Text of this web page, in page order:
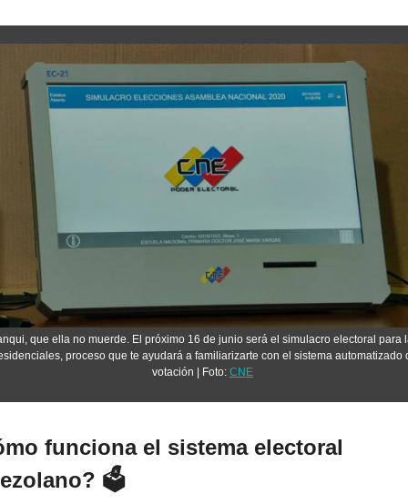
que ella no muerde. El próximo 16 de junio será el simulacro electoral para
proceso que te ayudará a familiarizarte con el sistema automatizado
votación | Foto: CNE
funciona el sistema electoral
🗳️